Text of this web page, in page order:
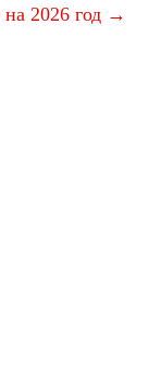
на 2026 год →